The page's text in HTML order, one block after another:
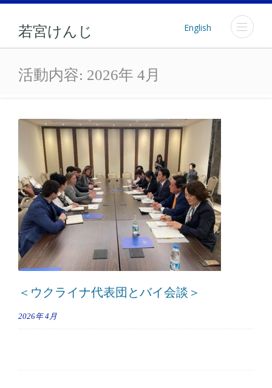
若宮けんじ English
月: 2026年4月
活動内容: 2026年 4月
＜ウクライナ代表団とバイ会談＞
2026年 4月